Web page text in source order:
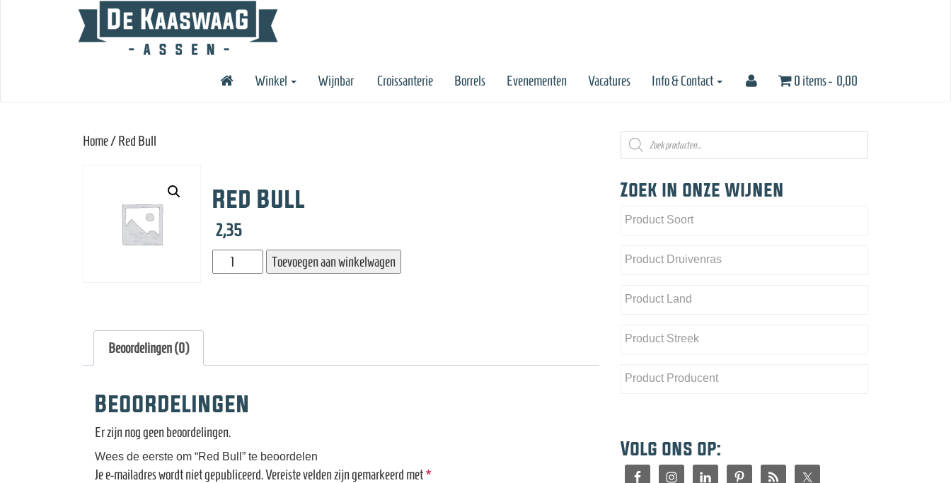
Winkel Wijnbar Croissanterie Borrels Evenementen Vacatures Info & Contact 0 items - 0,00
Home/ Red Bull
Red Bull
2,35
Bull
Toevoegen aan winkelwagen
Beoordelingen (0)
Beoordelingen
Er zijn nog geen beoordelingen.
Wees de eerste om “Red Bull” te beoordelen
Je e-mailadres wordt niet gepubliceerd.Vereiste velden zijn gemarkeerd met*
Producten
zoeken
Zoek in onze wijnen
Volg ons op: